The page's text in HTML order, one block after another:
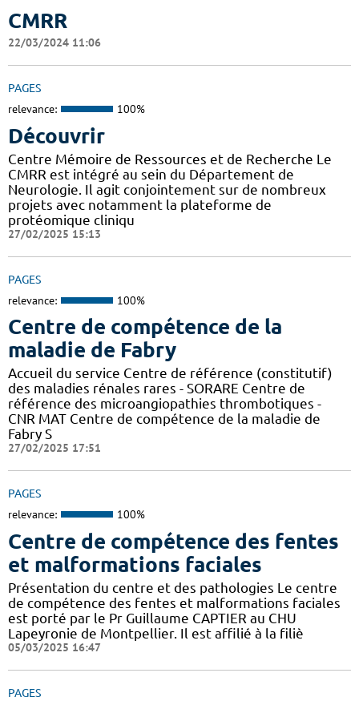
CMRR
22/03/2024 11:06
PAGES
relevance: 100%
Découvrir
Centre Mémoire de Ressources et de Recherche Le
CMRR est intégré au sein du Département de
Neurologie. Il agit conjointement sur de nombreux
projets avec notamment la plateforme de
protéomique cliniqu
27/02/2025 15:13
PAGES
relevance: 100%
Centre de compétence de la
maladie de Fabry
Accueil du service Centre de référence (constitutif)
des maladies rénales rares - SORARE Centre de
référence des microangiopathies thrombotiques -
CNR MAT Centre de compétence de la maladie de
Fabry S
27/02/2025 17:51
PAGES
relevance: 100%
Centre de compétence des fentes
et malformations faciales
Présentation du centre et des pathologies Le centre
de compétence des fentes et malformations faciales
est porté par le Pr Guillaume CAPTIER au CHU
Lapeyronie de Montpellier. Il est affilié à la filiè
05/03/2025 16:47
PAGES